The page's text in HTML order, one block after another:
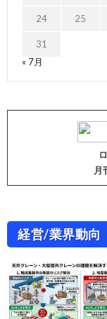
24 25
31
« 7月
月
経営/業界動向